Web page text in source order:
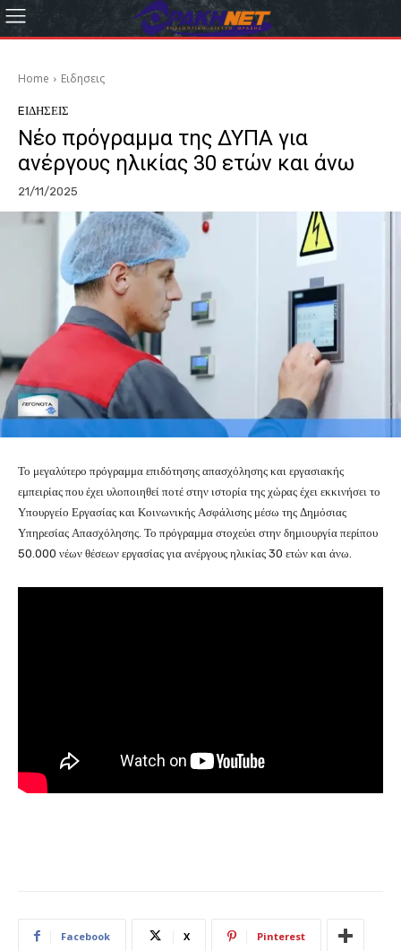
Home Eιδησεις
EΙΔΗΣΕΙΣ
Νέο πρόγραμμα της ΔΥΠΑ για
ανέργους ηλικίας 30 ετών και άνω
21/11/2025
Το μεγαλύτερο πρόγραμμα επιδότησης απασχόλησης και εργασιακής
εμπειρίας που έχει υλοποιηθεί ποτέ στην ιστορία της χώρας έχει εκκινήσει το
Υπουργείο Εργασίας και Κοινωνικής Ασφάλισης μέσω της Δημόσιας
Υπηρεσίας Απασχόλησης. Το πρόγραμμα στοχεύει στην δημιουργία περίπου
50.000 νέων θέσεων εργασίας για ανέργους ηλικίας 30 ετών και άνω.
Facebook X Pinterest